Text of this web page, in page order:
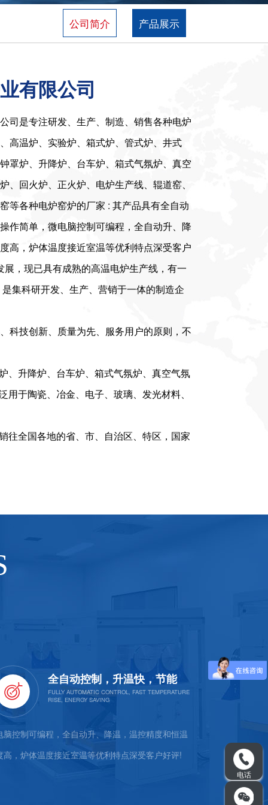
公司简介 产品展示
有限公司
司是专注研发、生产、制造、销售各种电炉
高温炉、实验炉、箱式炉、管式炉、井式
罩炉、升降炉、台车炉、箱式气氛炉、真空
、回火炉、正火炉、电炉生产线、辊道窑、
等各种电炉窑炉的厂家 : 其产品具有全自动
作简单，微电脑控制可编程，全自动升、降
高，炉体温度接近室温等优利特点深受客户
展，现已具有成熟的高温电炉生产线，有一
集科研开发、生产、营销于一体的制造企
科技创新、质量为先、服务用户的原则，不
、升降炉、台车炉、箱式气氛炉、真空气氛
于陶瓷、冶金、电子、玻璃、发光材料、
往全国各地的省、市、自治区、特区，国家
全自动控制，升温快，节能
脑控制可编程，全自动升、降温，温控精度和恒温
高，炉体温度接近室温等优利特点深受客户好评!
技术和现代
质量控制体系